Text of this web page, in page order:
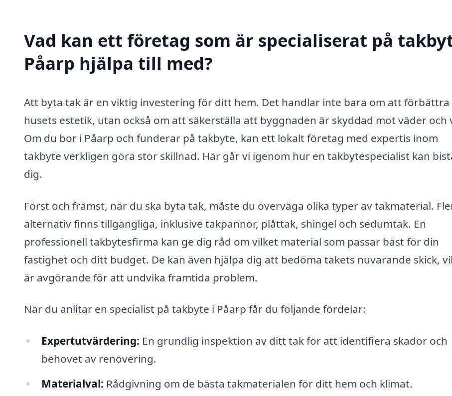
Vad kan ett företag som är specialiserat på
Påarp hjälpa till med?
Att byta tak är en viktig investering för ditt hem. Det handlar inte bara om att förbättra
husets estetik, utan också om att säkerställa att byggnaden är skyddad mot väder och
Om du bor i Påarp och funderar på takbyte, kan ett lokalt företag med expertis inom
takbyte verkligen göra stor skillnad. Här går vi igenom hur en takbytespecialist kan
dig.
Först och främst, när du ska byta tak, måste du överväga olika typer av takmaterial.
alternativ finns tillgängliga, inklusive takpannor, plåttak, shingel och sedumtak. En
professionell takbytesfirma kan ge dig råd om vilket material som passar bäst för din
fastighet och ditt budget. De kan även hjälpa dig att bedöma takets nuvarande skick,
är avgörande för att undvika framtida problem.
När du anlitar en specialist på takbyte i Påarp får du följande fördelar:
Expertutvärdering: En grundlig inspektion av ditt tak för att identifiera skador och
behovet av renovering.
Materialval: Rådgivning om de bästa takmaterialen för ditt hem och klimat.